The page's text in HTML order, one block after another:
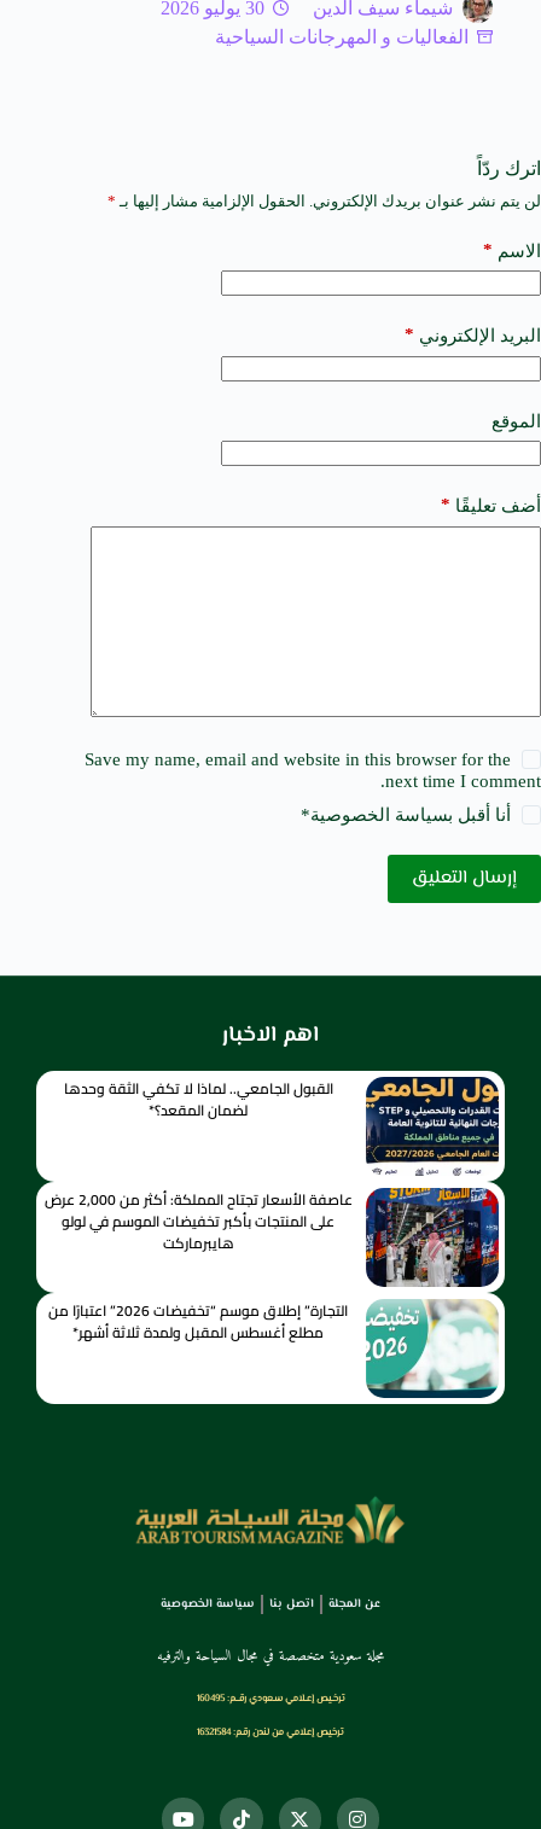
شيماء سيف الدين
30 يوليو 2026
الفعاليات و المهرجانات السياحية
اترك ردّاً
لن يتم نشر عنوان بريدك الإلكتروني. الحقول الإلزامية مشار إليها بـ *
الاسم *
البريد الإلكتروني *
الموقع
أضف تعليقًا *
Save my name, email and website in this browser for the
next time I comment.
أنا أقبل بسياسة الخصوصية*
إرسال التعليق
A
t
e
a
t
i
e
:
اهم الاخبار
القبول الجامعي.. لماذا لا تكفي الثقة وحدها
لضمان المقعد؟*
عاصفة الأسعار تجتاح المملكة: أكثر من 2,000 عرض
على المنتجات بأكبر تخفيضات الموسم في لولو
هايبرماركت
التجارة” إطلاق موسم “تخفيضات 2026” اعتبارًا من
مطلع أغسطس المقبل ولمدة ثلاثة أشهر*
عن المجلة اتصل بنا سياسة الخصوصية
مجلة سعودية متخصصة في مجال السياحة والترفيه
ترخـيص إعـلامي سـعودي رقــم: 160495
ترخيص إعلامي من لندن رقم: 16321584